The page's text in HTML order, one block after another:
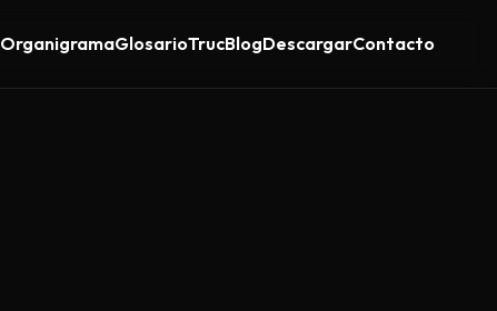
OrganigramaGlosarioTrucBlogDescargarContacto